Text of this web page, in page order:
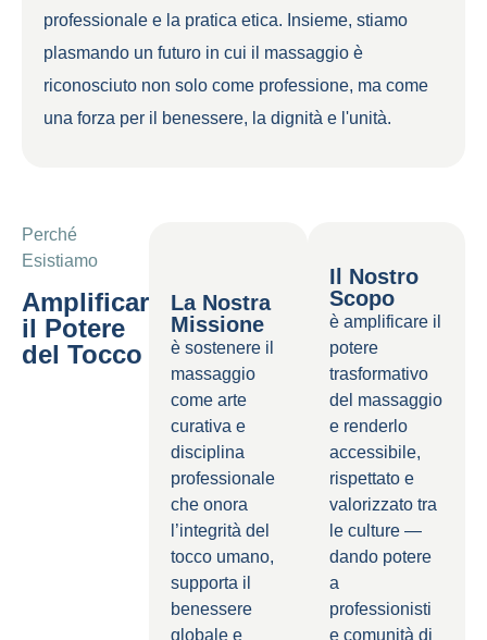
professionale e la pratica etica. Insieme, stiamo
plasmando un futuro in cui il massaggio è
riconosciuto non solo come professione, ma come
una forza per il benessere, la dignità e l'unità.
Perché
Esistiamo
Amplificare
il Potere
del Tocco
La Nostra
Missione
è sostenere il
massaggio
come arte
curativa e
disciplina
professionale
che onora
l’integrità del
tocco umano,
supporta il
benessere
globale e
Il Nostro
Scopo
è amplificare il
potere
trasformativo
del massaggio
e renderlo
accessibile,
rispettato e
valorizzato tra
le culture —
dando potere
a
professionisti
e comunità di